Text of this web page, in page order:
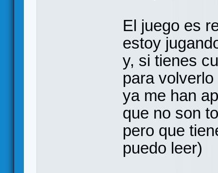
El juego es
estoy
y, si tienes
para
ya me han
que no son
pero que
puedo leer)